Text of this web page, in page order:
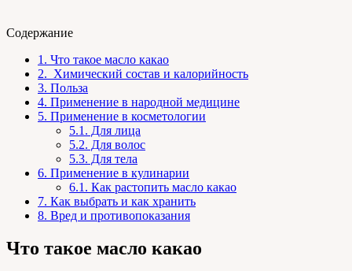
Содержание
1. Что такое масло какао
2. Химический состав и калорийность
3. Польза
4. Применение в народной медицине
5. Применение в косметологии
5.1. Для лица
5.2. Для волос
5.3. Для тела
6. Применение в кулинарии
6.1. Как растопить масло какао
7. Как выбрать и как хранить
8. Вред и противопоказания
Что такое масло какао